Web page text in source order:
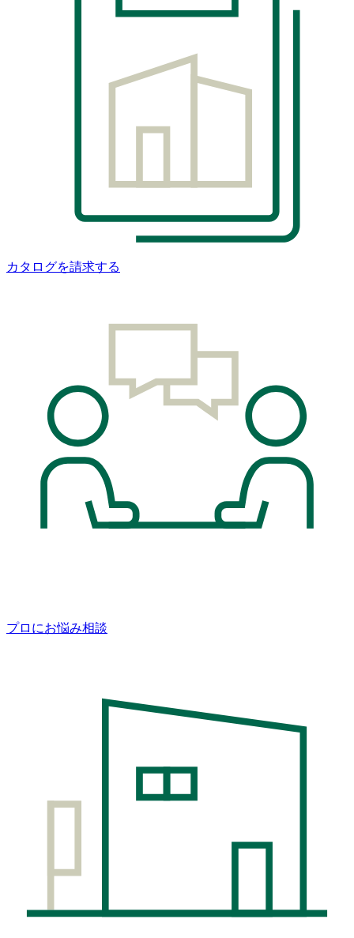
カタログを請求する
プロにお悩み相談